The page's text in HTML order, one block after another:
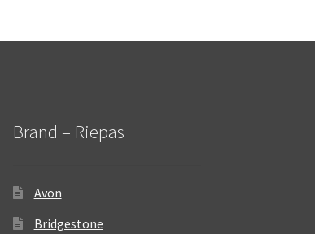
Brand – Riepas
Avon
Bridgestone